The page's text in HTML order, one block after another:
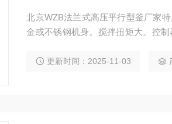
北京WZB法兰式高压平行型釜厂家
金或不锈钢机身。搅拌扭矩大。控
更新时间：2025-11-03